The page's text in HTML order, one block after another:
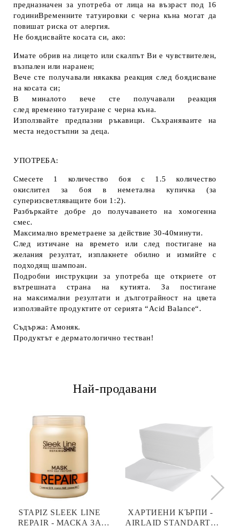
предназначен за употреба от лица на възраст под 16
годиниВременните татуировки с черна къна могат да
повишат риска от алергия.
Не боядисвайте косата си, ако:
Имате обрив на лицето или скалпът Ви е чувствителен,
възпален или наранен;
Вече сте получавали някаква реакция след боядисване
на косата си;
В миналото вече сте получавали реакция
след временно татуиране с черна къна.
Използвайте предпазни ръкавици. Съхраняваите на
места недостъпни за деца.
УПОТРЕБА:
Смесете 1 количество боя с 1.5 количество
окислител за боя в неметална купичка (за
суперизсветляващите бои 1:2).
Разбъркайте добре до получаването на хомогенна
смес.
Максимално времетраене за действие 30-40минути.
След изтичане на времето или след постигане на
желания резултат, изплакнете обилно и измийте с
подходящ шампоан.
Подробни инструкции за употреба ще откриете от
вътрешната страна на кутията. За постигане
на максимални резултати и дълготрайност на цвета
използвайте продуктите от серията “Acid Balance“.
Съдържа: Амоняк.
Продуктът е дерматологично тестван!
Най-продавани
STAPIZ SLEEK LINE
REPAIR - МАСКА ЗА
ХАРТИЕНИ КЪРПИ -
AIRLAID STANDART -